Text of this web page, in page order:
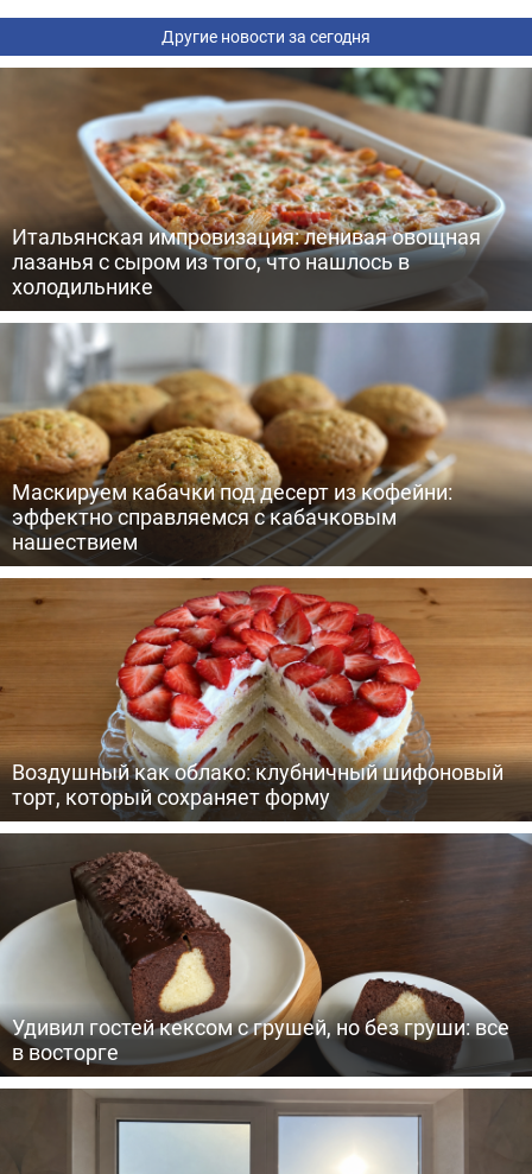
Другие новости за сегодня
Итальянская импровизация: ленивая овощная
лазанья с сыром из того, что нашлось в
холодильнике
Маскируем кабачки под десерт из кофейни:
эффектно справляемся с кабачковым
нашествием
Воздушный как облако: клубничный шифоновый
торт, который сохраняет форму
Удивил гостей кексом с грушей, но без груши: все
в восторге